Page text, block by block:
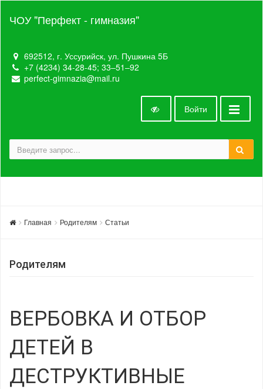
ЧОУ "Перфект - гимназия"
692512, г. Уссурийск, ул. Пушкина 5Б
+7 (4234) 34-28-45; 33‒51‒92
perfect-gimnazia@mail.ru
Войти
Главная Родителям Статьи
Родителям
ВЕРБОВКА И ОТБОР
ДЕТЕЙ В
ДЕСТРУКТИВНЫЕ